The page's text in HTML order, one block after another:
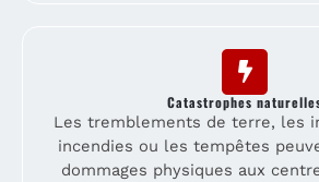
Catastrophes
Les tremblements de terre, les
incendies ou les tempêtes
dommages physiques aux